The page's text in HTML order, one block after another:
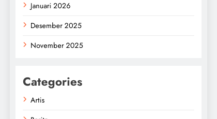
Januari 2026
Desember 2025
November 2025
Categories
Artis